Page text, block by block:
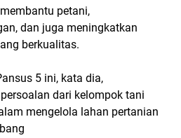
petani,
dan juga meningkatkan
berkualitas.
5 ini, kata dia,
dari kelompok tani
mengelola lahan pertanian